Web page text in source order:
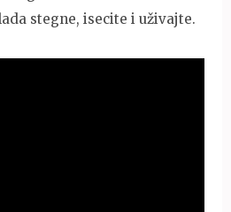
stegne, isecite i uživajte.